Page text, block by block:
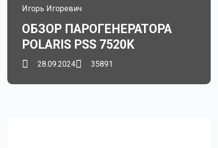
Игорь Игоревич
ОБЗОР ПАРОГЕНЕРАТОРА
POLARIS PSS 7520K
28.09.2024 35891